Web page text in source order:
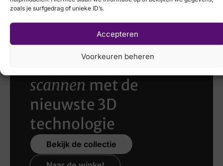
zoals je surfgedrag of unieke ID’s.
Accepteren
Voorkeuren beheren
H
Laat uw voeten
scannen met de
nieuwste 3D
technologie
Bekijk de collectie